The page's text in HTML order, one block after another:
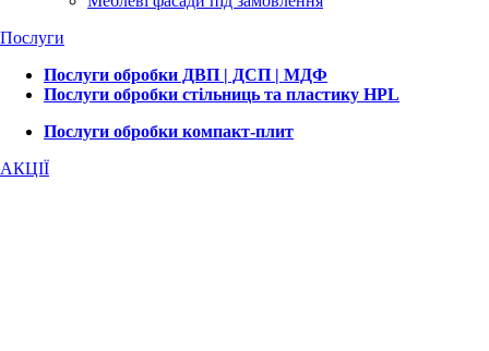
Послуги
Послуги обробки ДВП | ДСП | МДФ
Послуги обробки стільниць та пластику HPL
Послуги обробки компакт-плит
АКЦІЇ